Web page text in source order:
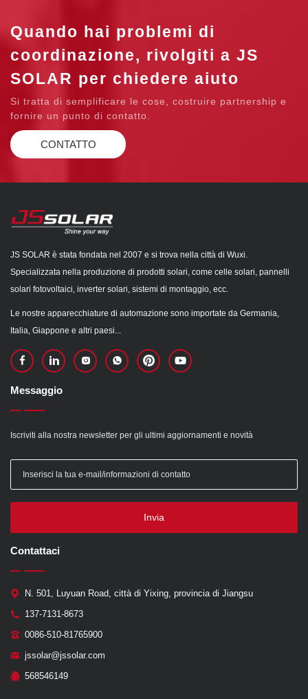
Quando hai problemi di
coordinazione, rivolgiti a JS
SOLAR per chiedere aiuto
Si tratta di semplificare le cose, costruire partnership e
fornire un punto di contatto.
CONTATTO
JS SOLAR è stata fondata nel 2007 e si trova nella città di Wuxi.
Specializzata nella produzione di prodotti solari, come celle solari, pannelli
solari fotovoltaici, inverter solari, sistemi di montaggio, ecc.
Le nostre apparecchiature di automazione sono importate da Germania,
Italia, Giappone e altri paesi...
Messaggio
Iscriviti alla nostra newsletter per gli ultimi aggiornamenti e novità
Invia
Contattaci
N. 501, Luyuan Road, città di Yixing, provincia di Jiangsu
137-7131-8673
0086-510-81765900
jssolar@jssolar.com
568546149